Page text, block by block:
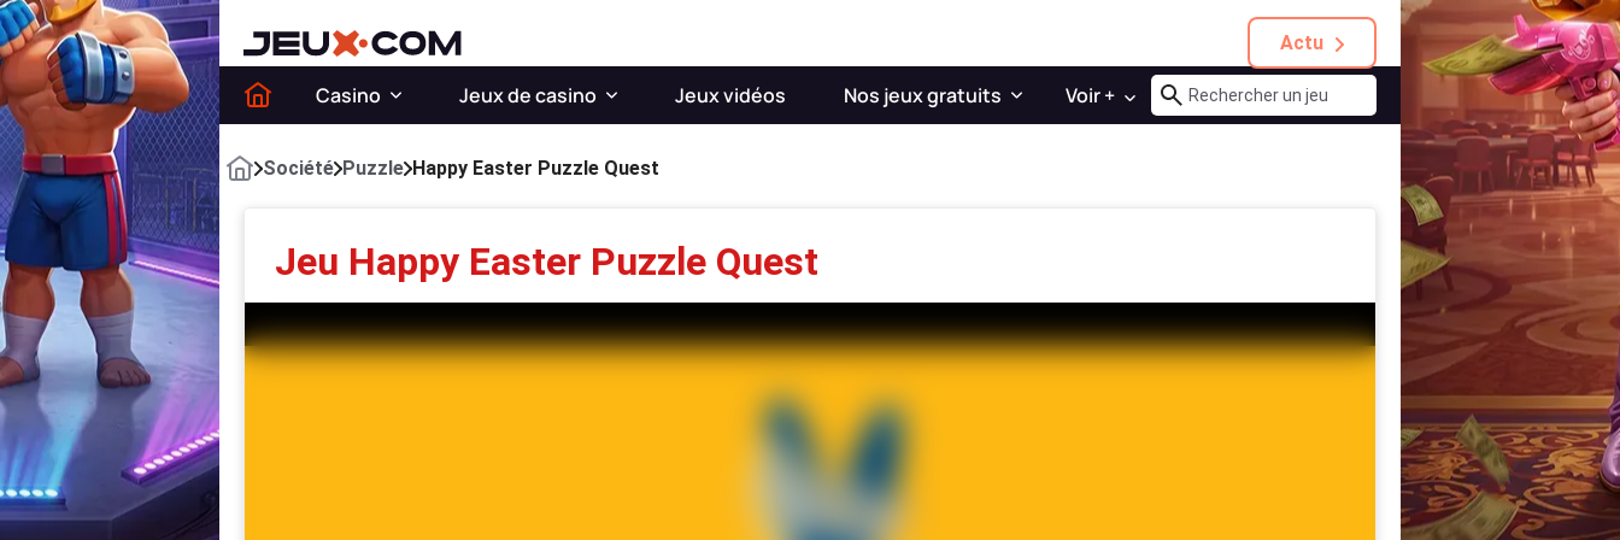
Actu
Casino Jeux de casino Jeux vidéos Nos jeux gratuits Voir +
Société Puzzle Happy Easter Puzzle Quest
Jeu Happy Easter Puzzle Quest